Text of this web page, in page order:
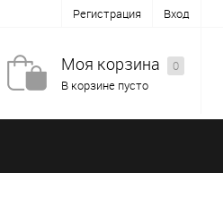
Регистрация Вход
Моя корзина
0
В корзине пусто